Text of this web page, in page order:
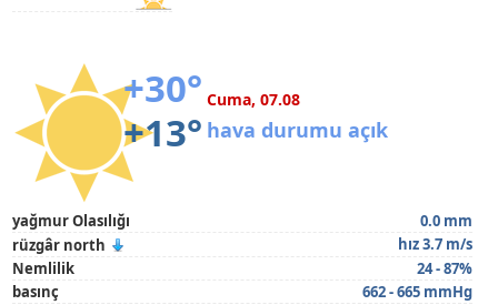
+30°
+13°
Cuma, 07.08
hava durumu açık
yağmur Olasılığı
0.0 mm
rüzgâr north
hız 3.7 m/s
Nemlilik
24 - 87%
basınç
662 - 665 mmHg